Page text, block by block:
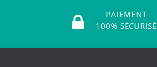
PAIEMENT
100% SÉCURISÉ